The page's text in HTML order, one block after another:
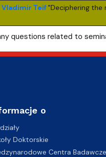
Vladimir Teif"Deciphering the
questions related to
o
Doktorskie
Centra Badawcze